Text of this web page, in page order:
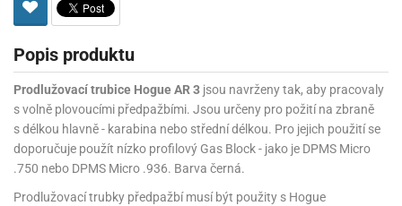
Popis produktu
Prodlužovací trubice Hogue AR 3 jsou navrženy tak, aby pracovaly
s volně plovoucími předpažbími. Jsou určeny pro požití na zbraně
s délkou hlavně - karabina nebo střední délkou. Pro jejich použití se
doporučuje použít nízko profilový Gas Block - jako je DPMS Micro
.750 nebo DPMS Micro .936. Barva černá.
Prodlužovací trubky předpažbí musí být použity s Hogue